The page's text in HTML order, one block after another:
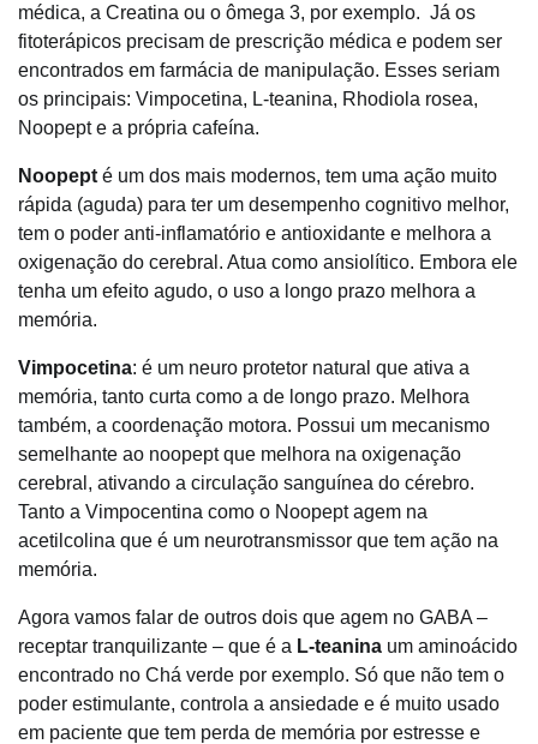
médica, a Creatina ou o ômega 3, por exemplo. Já os
fitoterápicos precisam de prescrição médica e podem ser
encontrados em farmácia de manipulação. Esses seriam
os principais: Vimpocetina, L-teanina, Rhodiola rosea,
Noopepte a própria cafeína.
Noopept é um dos mais modernos, tem uma ação muito
rápida (aguda) para ter um desempenho cognitivo melhor,
tem o poder anti-inflamatório e antioxidante e melhora a
oxigenação do cerebral. Atua como ansiolítico. Embora ele
tenha um efeito agudo, o uso a longo prazo melhora a
memória.
Vimpocetina: é um neuro protetor natural que ativa a
memória, tanto curta como a de longo prazo. Melhora
também, a coordenação motora. Possui um mecanismo
semelhante ao noopept que melhora na oxigenação
cerebral, ativando a circulação sanguínea do cérebro.
Tanto a Vimpocentina como o Noopept agem na
acetilcolina que é um neurotransmissor que tem ação na
memória.
Agora vamos falar de outros dois que agem no GABA –
receptar tranquilizante – que é a L-teanina um aminoácido
encontrado no Chá verde por exemplo. Só que não tem o
poder estimulante, controla a ansiedade e é muito usado
em paciente que tem perda de memória por estresse e